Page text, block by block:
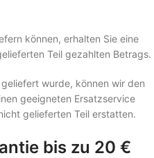
können, erhalten Sie eine
Teil gezahlten Betrags.
wurde, können wir den
geeigneten Ersatzservice
gelieferten Teil erstatten.
bis zu 20 €